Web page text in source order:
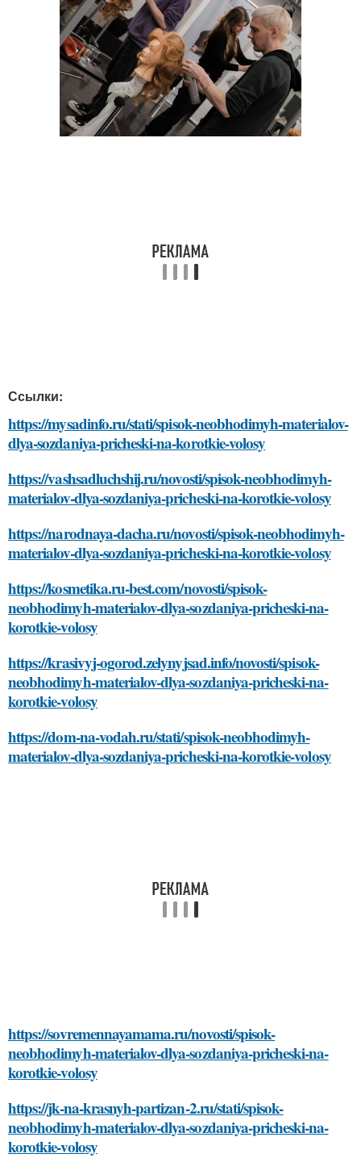
Ссылки:
https://mysadinfo.ru/stati/spisok-neobhodimyh-materialov-
dlya-sozdaniya-pricheski-na-korotkie-volosy
https://vashsadluchshij.ru/novosti/spisok-neobhodimyh-
materialov-dlya-sozdaniya-pricheski-na-korotkie-volosy
https://narodnaya-dacha.ru/novosti/spisok-neobhodimyh-
materialov-dlya-sozdaniya-pricheski-na-korotkie-volosy
https://kosmetika.ru-best.com/novosti/spisok-
neobhodimyh-materialov-dlya-sozdaniya-pricheski-na-
korotkie-volosy
https://krasivyj-ogorod.zelynyjsad.info/novosti/spisok-
neobhodimyh-materialov-dlya-sozdaniya-pricheski-na-
korotkie-volosy
https://dom-na-vodah.ru/stati/spisok-neobhodimyh-
materialov-dlya-sozdaniya-pricheski-na-korotkie-volosy
https://sovremennayamama.ru/novosti/spisok-
neobhodimyh-materialov-dlya-sozdaniya-pricheski-na-
korotkie-volosy
https://jk-na-krasnyh-partizan-2.ru/stati/spisok-
neobhodimyh-materialov-dlya-sozdaniya-pricheski-na-
korotkie-volosy